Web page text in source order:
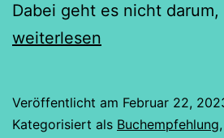
Dabei geht es nicht
weiterlesen
Veröffentlicht am Februar 22,
Kategorisiert als Buchempfehlung,